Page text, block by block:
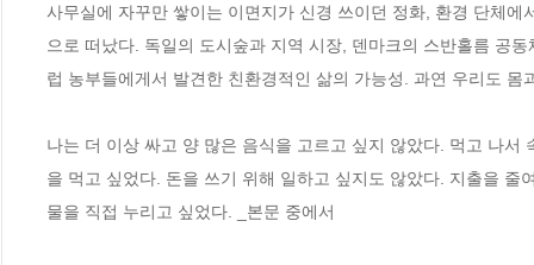
사무실에 자꾸만 쌓이는 이면지가 신경 쓰이던 정화, 환경 단체
으로 떠났다. 독일의 도시숲과 지역 시장, 덴마크의 스반홀름 공
럽 농부들에게서 발견한 친환경적인 삶의 가능성. 과연 우리도
나는 더 이상 싸고 양 많은 음식을 고르고 싶지 않았다. 먹고 나
을 먹고 싶었다. 돈을 쓰기 위해 일하고 싶지도 않았다. 지출을
물을 직접 누리고 싶었다. _본문 중에서